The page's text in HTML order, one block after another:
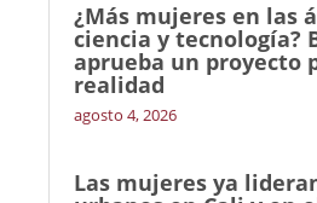
¿Más mujeres en las
ciencia y tecnología?
aprueba un proyecto
realidad
agosto 4, 2026
Las mujeres ya